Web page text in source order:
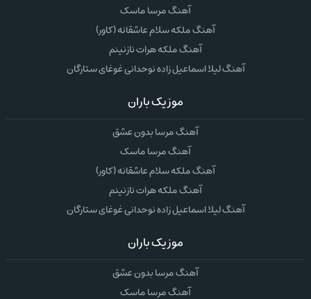
آهنگ مرسا ماسک
آهنگ ملکه سلام عاشقانه (کاور)
آهنگ ملکه هرات نازنینم
آهنگ لیلا اسماعیل زاده نوحدانی غوغای ستارگان
موزیک باران
آهنگ مرسا بدون عشق
آهنگ مرسا ماسک
آهنگ ملکه سلام عاشقانه (کاور)
آهنگ ملکه هرات نازنینم
آهنگ لیلا اسماعیل زاده نوحدانی غوغای ستارگان
موزیک باران
آهنگ مرسا بدون عشق
آهنگ مرسا ماسک